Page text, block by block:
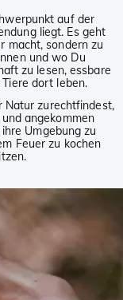
auf der
liegt. Es geht
macht, sondern zu
und wo Du
zu lesen, essbare
dort leben.
Natur zurechtfindest,
angekommen
Umgebung zu
Feuer zu kochen